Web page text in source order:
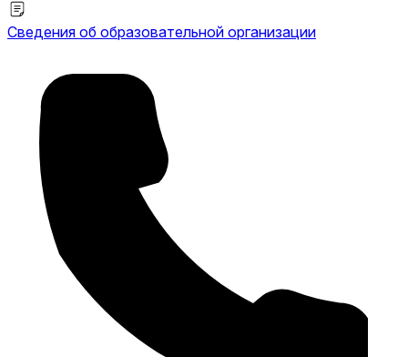
Сведения об образовательной организации